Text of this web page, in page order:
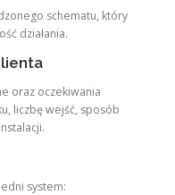
schematu, który
działania.
oraz oczekiwania
liczbę wejść, sposób
system: